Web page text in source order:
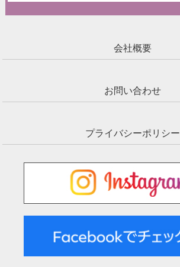
会社概要
お問い合わせ
プライバシーポリシー